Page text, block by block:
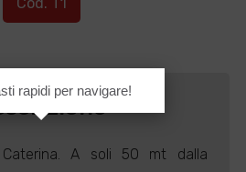
A soli 50 mt dalla
rapidi per navigare!